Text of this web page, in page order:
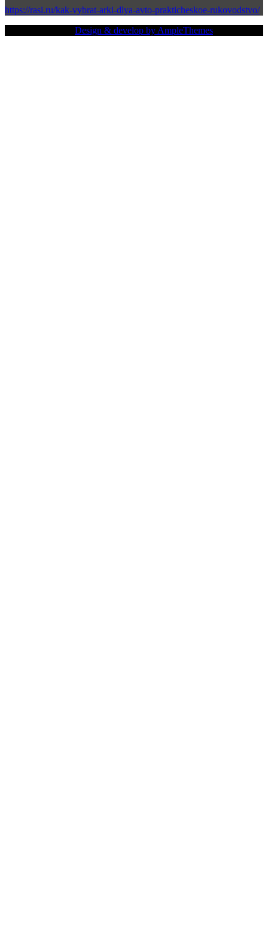
https://rasi.ru/kak-vybrat-arki-dlya-avto-prakticheskoe-rukovodstvo/
Design & develop by AmpleThemes